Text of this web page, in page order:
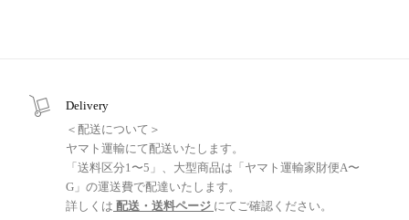
Delivery
＜配送について＞
ヤマト運輸にて配送いたします。
「送料区分1〜5」、大型商品は「ヤマト運輸家財便A〜
G」の運送費で配達いたします。
詳しくは 配送・送料ページ にてご確認ください。